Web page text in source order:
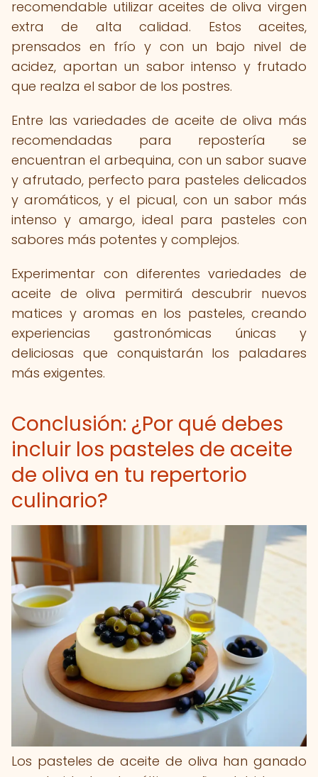
recomendable utilizar aceites de oliva virgen
extra de alta calidad. Estos aceites,
prensados en frío y con un bajo nivel de
acidez, aportan un sabor intenso y frutado
que realza el sabor de los postres.
Entre las variedades de aceite de oliva más
recomendadas para repostería se
encuentran el arbequina, con un sabor suave
y afrutado, perfecto para pasteles delicados
y aromáticos, y el picual, con un sabor más
intenso y amargo, ideal para pasteles con
sabores más potentes y complejos.
Experimentar con diferentes variedades de
aceite de oliva permitirá descubrir nuevos
matices y aromas en los pasteles, creando
experiencias gastronómicas únicas y
deliciosas que conquistarán los paladares
más exigentes.
Conclusión: ¿Por qué debes
incluir los pasteles de aceite
de oliva en tu repertorio
culinario?
Los pasteles de aceite de oliva han ganado